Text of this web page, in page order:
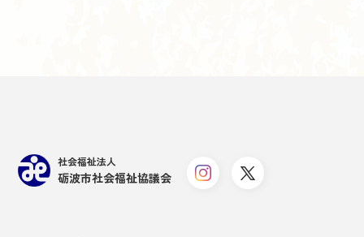
社会福祉法人
砺波市社会福祉協議会